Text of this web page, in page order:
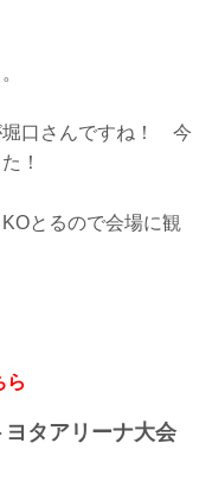
口さんですね！ 今
！
とるので会場に観
ら
ヨタアリーナ大会